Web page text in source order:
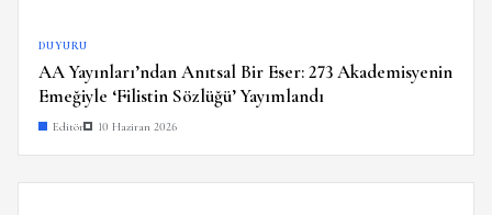
DUYURU
AA Yayınları’ndan Anıtsal Bir Eser: 273 Akademisyenin
Emeğiyle ‘Filistin Sözlüğü’ Yayımlandı
Editör 10 Haziran 2026